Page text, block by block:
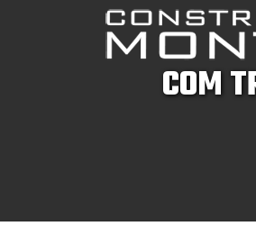
COM